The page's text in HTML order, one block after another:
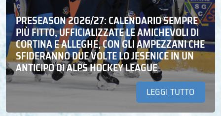
PRESEASON 2026/27: CALENDARIO SEMPRE
PIÙ FITTO, UFFICIALIZZATE LE AMICHEVOLI DI
CORTINA E ALLEGHE, CON GLI AMPEZZANI CHE
SFIDERANNO DUE VOLTE LO JESENICE IN UN
ANTICIPO DI ALPS HOCKEY LEAGUE
LEGGI TUTTO